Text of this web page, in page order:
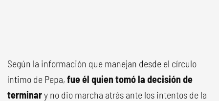
Según la información que manejan desde el círculo
íntimo de Pepa, fue él quien tomó la decisión de
terminary no dio marcha atrás ante los intentos de la